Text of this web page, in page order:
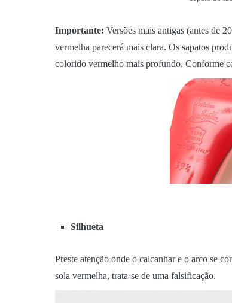
Importante: Versões mais antigas (antes de
vermelha parecerá mais clara. Os sapatos
colorido vermelho mais profundo. Conforme
Silhueta
Preste atenção onde o calcanhar e o arco se
sola vermelha, trata-se de uma falsificação.